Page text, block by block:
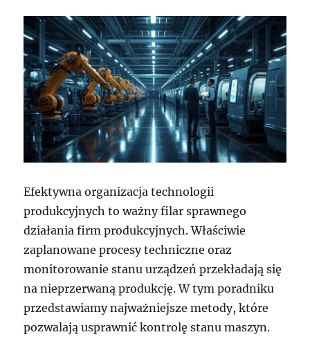
Efektywna organizacja technologii
produkcyjnych to ważny filar sprawnego
działania firm produkcyjnych. Właściwie
zaplanowane procesy techniczne oraz
monitorowanie stanu urządzeń przekładają się
na nieprzerwaną produkcję. W tym poradniku
przedstawiamy najważniejsze metody, które
pozwalają usprawnić kontrolę stanu maszyn.